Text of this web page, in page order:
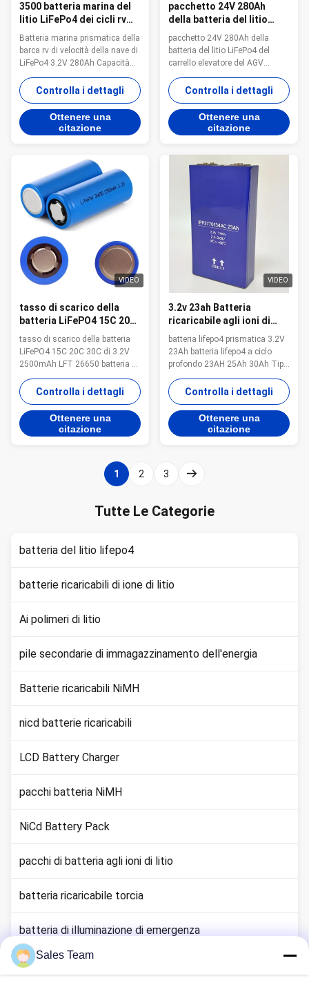
3500 batteria marina del
litio LiFePo4 dei cicli rv
3.2V 280Ah
Batteria marina prismatica della
barca rv di velocità della nave di
LiFePo4 3.2V 280Ah Capacità
elevata 280Ah della batteria
fresca ed originale del litio
lifepo4 Autoscarica bassa e
desigh basso di resistenza
interna con il tasso alto 3C Vita
di ciclo lunga più di 3500 cicli e
Controlla i dettagli
Ottenere una
citazione
pacchetto 24V 280Ah
della batteria del litio
LiFePo4 del carrello
elevatore del AGV 7168Wh
pacchetto 24V 280Ah della
batteria del litio LiFePo4 del
carrello elevatore del AGV
7168Wh Pacchetto della batteria
del carrello elevatore della
batteria 24V 280Ah del litio
LiFePo4 del carrello elevatore del
AGV la batteria del carrello
elevatore del AGV del pacchetto
Controlla i dettagli
Ottenere una
citazione
VIDEO
tasso di scarico della
batteria LiFePO4 15C 20C
30C di 3.2V 2500mAh LFT
26650
tasso di scarico della batteria
LiFePO4 15C 20C 30C di 3.2V
2500mAh LFT 26650 batteria al
litio di alto potere 2500mAh
della batteria 26650 del ebike
LiFePO4 Alto tasso di scarico:
scarico continuo di sostegno
15C- 20C e scarico di punta 40C
Alta energia: Batteria cilindrica
Controlla i dettagli
Ottenere una
citazione
VIDEO
3.2v 23ah Batteria
ricaricabile agli ioni di
litio 3,2 v lifepo4 cella di
batteria prismatica
batteria lifepo4 prismatica 3.2V
23Ah batteria lifepo4 a ciclo
profondo 23AH 25Ah 30Ah Tipo
di batteria Ioni di litio, LiFePO4
Nome del prodotto 3.2V Lifepo4
batteria Applicazione Sistemi di
alimentazione elettrica Tipo di
batteria Batteria agli ioni di litio
Voltaggio 3.2v ~ 3.6v Capacità
Controlla i dettagli
Ottenere una
citazione
1 2 3
Tutte Le Categorie
batteria del litio lifepo4
batterie ricaricabili di ione di litio
Ai polimeri di litio
pile secondarie di immagazzinamento dell'energia
Batterie ricaricabili NiMH
nicd batterie ricaricabili
LCD Battery Charger
pacchi batteria NiMH
NiCd Battery Pack
pacchi di batteria agli ioni di litio
batteria ricaricabile torcia
batteria di illuminazione di emergenza
Batteria di Li Mno2
Sales Team